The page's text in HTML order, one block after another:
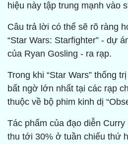
hiệu này tập trung mạnh vào
Câu trả lời có thể sẽ rõ ràng
“Star Wars: Starfighter” - dự
của Ryan Gosling - ra rạp.
Trong khi “Star Wars” thống
bất ngờ lớn nhất tại các rạp
thuộc về bộ phim kinh dị
Tác phẩm của đạo diễn
thu tới 30% ở tuần chiếu thứ